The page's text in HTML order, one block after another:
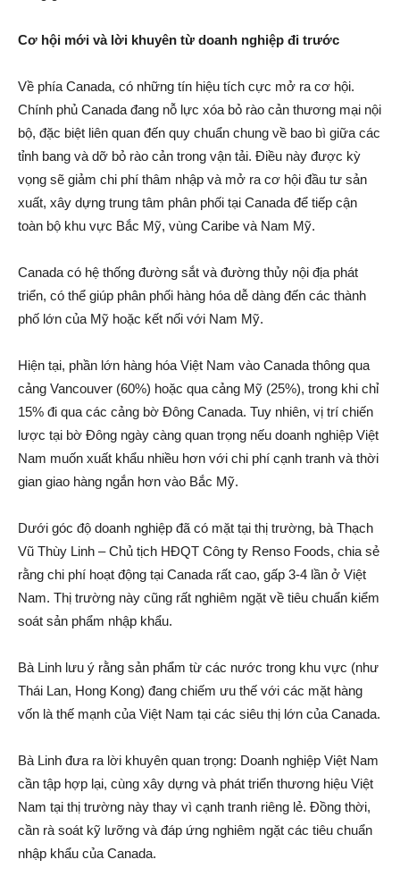
Cơ hội mới và lời khuyên từ doanh nghiệp đi trước
Về phía Canada, có những tín hiệu tích cực mở ra cơ hội.
Chính phủ Canada đang nỗ lực xóa bỏ rào cản thương mại nội
bộ, đặc biệt liên quan đến quy chuẩn chung về bao bì giữa các
tỉnh bang và dỡ bỏ rào cản trong vận tải. Điều này được kỳ
vọng sẽ giảm chi phí thâm nhập và mở ra cơ hội đầu tư sản
xuất, xây dựng trung tâm phân phối tại Canada để tiếp cận
toàn bộ khu vực Bắc Mỹ, vùng Caribe và Nam Mỹ.
Canada có hệ thống đường sắt và đường thủy nội địa phát
triển, có thể giúp phân phối hàng hóa dễ dàng đến các thành
phố lớn của Mỹ hoặc kết nối với Nam Mỹ.
Hiện tại, phần lớn hàng hóa Việt Nam vào Canada thông qua
cảng Vancouver (60%) hoặc qua cảng Mỹ (25%), trong khi chỉ
15% đi qua các cảng bờ Đông Canada. Tuy nhiên, vị trí chiến
lược tại bờ Đông ngày càng quan trọng nếu doanh nghiệp Việt
Nam muốn xuất khẩu nhiều hơn với chi phí cạnh tranh và thời
gian giao hàng ngắn hơn vào Bắc Mỹ.
Dưới góc độ doanh nghiệp đã có mặt tại thị trường, bà Thạch
Vũ Thùy Linh – Chủ tịch HĐQT Công ty Renso Foods, chia sẻ
rằng chi phí hoạt động tại Canada rất cao, gấp 3-4 lần ở Việt
Nam. Thị trường này cũng rất nghiêm ngặt về tiêu chuẩn kiểm
soát sản phẩm nhập khẩu.
Bà Linh lưu ý rằng sản phẩm từ các nước trong khu vực (như
Thái Lan, Hong Kong) đang chiếm ưu thế với các mặt hàng
vốn là thế mạnh của Việt Nam tại các siêu thị lớn của Canada.
Bà Linh đưa ra lời khuyên quan trọng: Doanh nghiệp Việt Nam
cần tập hợp lại, cùng xây dựng và phát triển thương hiệu Việt
Nam tại thị trường này thay vì cạnh tranh riêng lẻ. Đồng thời,
cần rà soát kỹ lưỡng và đáp ứng nghiêm ngặt các tiêu chuẩn
nhập khẩu của Canada.